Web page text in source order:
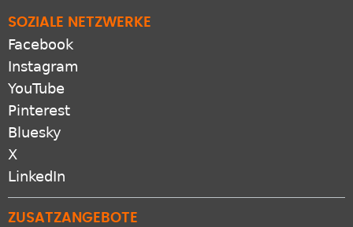
SOZIALE NETZWERKE
Facebook
Instagram
YouTube
Pinterest
Bluesky
X
LinkedIn
ZUSATZANGEBOTE